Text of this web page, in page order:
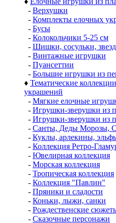
- Верхушки
- Комплекты елочных
- Бусы
- Колокольчики 5-25 см
- Шишки, сосульки,
- Винтажные игрушки
- Пуансеттии
- Большие игрушки из
♦ Тематические
украшений
- Мягкие елочные
- Игрушки-зверушки из
- Игрушки-зверушки из
- Санты, Деды Морозы,
- Куклы, арлекины,
- Коллекция Ретро-
- Ювелирная коллекция
- Морская коллекция
- Тропическая коллекция
- Коллекция "Павлин"
- Пряники и сладости
- Коньки, лыжи, санки
- Рождественские
- Сказочные персонажи